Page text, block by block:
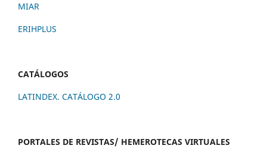
MIAR
ERIHPLUS
CATÁLOGOS
LATINDEX. CATÁLOGO 2.0
PORTALES DE REVISTAS/ HEMEROTECAS VIRTUALES